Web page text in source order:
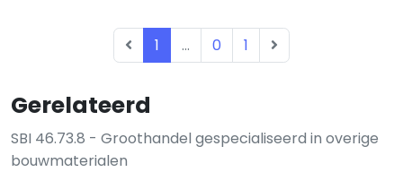
Gerelateerd
SBI 46.73.8 - Groothandel gespecialiseerd in overige
bouwmaterialen
1 ... 0 1